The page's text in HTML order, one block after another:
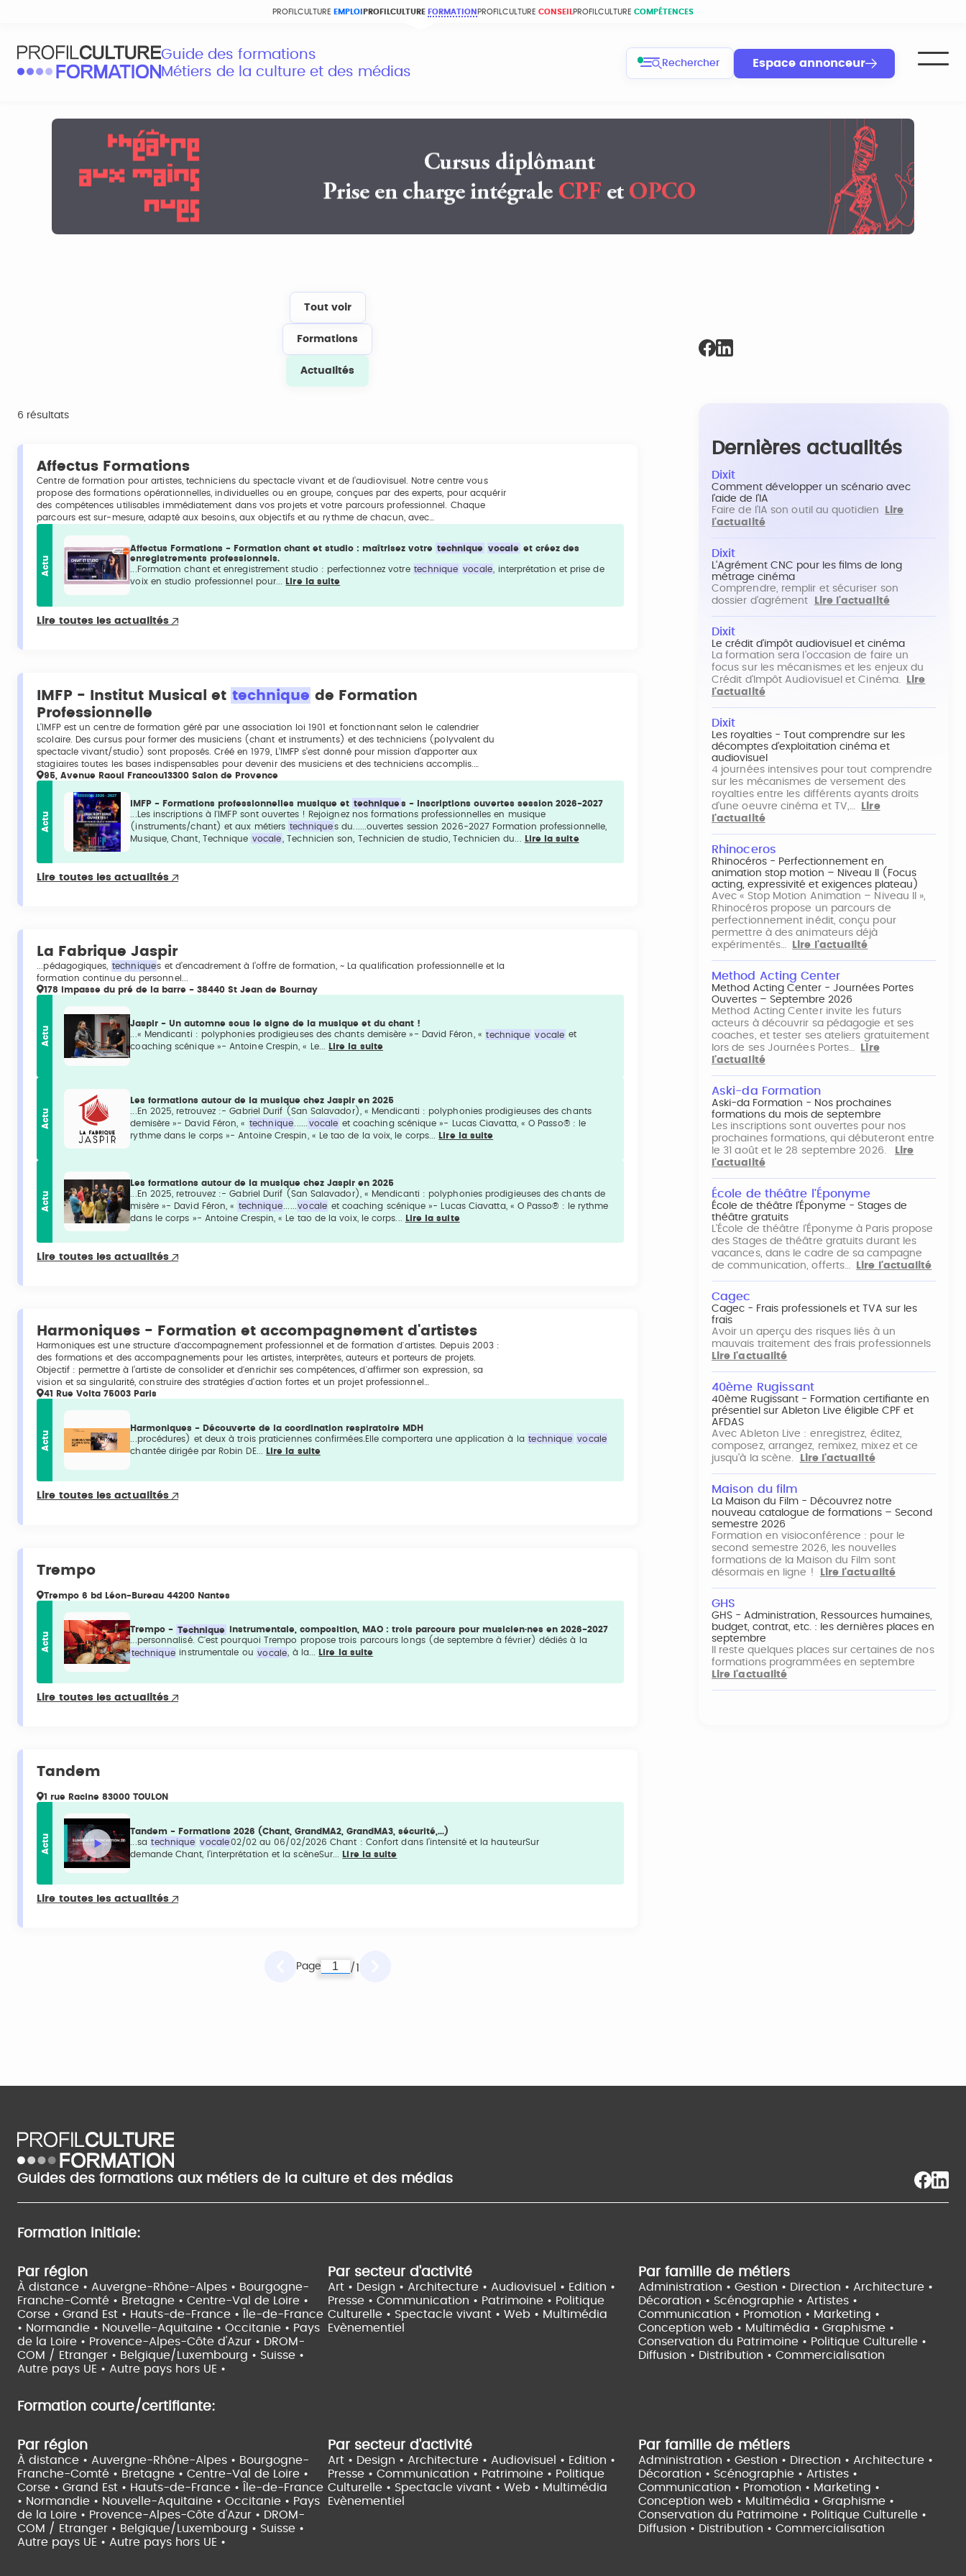
PROFILCULTURE EMPLOI PROFILCULTURE FORMATION PROFILCULTURE CONSEIL PROFILCULTURE COMPÉTENCES
Guide des formations
Métiers de la culture et des médias
Rechercher Espace annonceur
Tout voir
Formations
Actualités
6 résultats
Affectus Formations
Centre de formation pour artistes, techniciens du spectacle vivant et de l’audiovisuel. Notre centre vous
propose des formations opérationnelles, individuelles ou en groupe, conçues par des experts, pour acquérir
des compétences utilisables immédiatement dans vos projets et votre parcours professionnel. Chaque
parcours est sur-mesure, adapté aux besoins, aux objectifs et au rythme de chacun, avec…
Actu
Affectus Formations - Formation chant et studio : maîtrisez votre technique vocale et créez des
enregistrements professionnels.
...Formation chant et enregistrement studio : perfectionnez votre technique vocale
, interprétation et prise de
voix en studio professionnel pour...
Lire la suite
Lire toutes les actualités
IMFP - Institut Musical et technique de Formation
Professionnelle
L’IMFP est un centre de formation géré par une association loi 1901 et fonctionnant selon le calendrier
scolaire. Des cursus pour former des musiciens (chant et instruments) et des techniciens (polyvalent du
spectacle vivant/studio) sont proposés. Créé en 1979, L’IMFP s’est donné pour mission d’apporter aux
stagiaires toutes les bases indispensables pour devenir des musiciens et des techniciens accomplis.…
95, Avenue Raoul Francou13300 Salon de Provence
Actu
IMFP - Formations professionnelles musique et techniques - Inscriptions ouvertes session 2026-2027
...Les inscriptions à l'IMFP sont ouvertes ! Rejoignez nos formations professionnelles en musique
(instruments/chant) et aux métiers techniques du......ouvertes session 2026-2027 Formation professionnelle,
Musique, Chant, Technique vocale , Technicien son, Technicien de studio, Technicien du... Lire la suite
Lire toutes les actualités
La Fabrique Jaspir
...pédagogiques, techniques et d’encadrement à l’offre de formation, ~ La qualification professionnelle et la
formation continue du personnel...
178 impasse du pré de la barre - 38440 St Jean de Bournay
Actu
Jaspir - Un automne sous le signe de la musique et du chant !
...« Mendicanti : polyphonies prodigieuses des chants demisère »- David Féron, « technique vocale et
coaching scénique »- Antoine Crespin, « Le...
Lire la suite
Actu
Les formations autour de la musique chez Jaspir en 2025
...En 2025, retrouvez :- Gabriel Durif (San Salavador), « Mendicanti : polyphonies prodigieuses des chants
demisère »- David Féron, « technique vocale et coaching scénique »- Lucas Ciavatta, « O Passo® : le
rythme dans le corps »- Antoine Crespin, « Le tao de la voix, le corps...
Lire la suite
Actu
Les formations autour de la musique chez Jaspir en 2025
...En 2025, retrouvez :- Gabriel Durif (San Salavador), « Mendicanti : polyphonies prodigieuses des chants de
misère »- David Féron, « technique vocale et coaching scénique »- Lucas Ciavatta, « O Passo® : le rythme
dans le corps »- Antoine Crespin, « Le tao de la voix, le corps...
Lire la suite
Lire toutes les actualités
Harmoniques - Formation et accompagnement d'artistes
Harmoniques est une structure d'accompagnement professionnel et de formation d'artistes. Depuis 2003 :
des formations et des accompagnements pour les artistes, interprètes, auteurs et porteurs de projets.
Objectif : permettre à l’artiste de consolider et d'enrichir ses compétences, d'affirmer son expression, sa
vision et sa singularité, construire des stratégies d’action fortes et un projet professionnel…
41 Rue Volta 75003 Paris
Actu
Harmoniques - Découverte de la coordination respiratoire MDH
...procédures) et deux à trois praticiennes confirmées.Elle comportera une application à la technique
vocale
chantée dirigée par Robin DE...
Lire la suite
Lire toutes les actualités
Trempo
Trempo 6 bd Léon-Bureau 44200 Nantes
Actu
Trempo - Technique
instrumentale, composition, MAO : trois parcours pour musicien·nes en 2026-2027
...personnalisé. C'est pourquoi Trempo propose trois parcours longs (de septembre à février) dédiés à la
technique instrumentale ou vocale , à la... Lire la suite
Lire toutes les actualités
Tandem
1 rue Racine 83000 TOULON
Actu
Tandem - Formations 2026 (Chant, GrandMA2, GrandMA3, sécurité,...)
...sa technique vocale02/02 au 06/02/2026 Chant : Confort dans l’intensité et la hauteurSur
demande Chant, l’interprétation et la scèneSur...
Lire la suite
Lire toutes les actualités
Page / 1
Dernières actualités
Dixit
Comment développer un scénario avec
l'aide de l'IA
Faire de l'IA son outil au quotidien
Lire
l'actualité
Dixit
L'Agrément CNC pour les films de long
métrage cinéma
Comprendre, remplir et sécuriser son
dossier d'agrément
Lire l'actualité
Dixit
Le crédit d'impôt audiovisuel et cinéma
La formation sera l'occasion de faire un
focus sur les mécanismes et les enjeux du
Crédit d'Impôt Audiovisuel et Cinéma.
Lire
l'actualité
Dixit
Les royalties - Tout comprendre sur les
décomptes d'exploitation cinéma et
audiovisuel
4 journées intensives pour tout comprendre
sur les mécanismes de versement des
royalties entre les différents ayants droits
d'une oeuvre cinéma et TV,…
Lire
l'actualité
Rhinoceros
Rhinocéros - Perfectionnement en
animation stop motion – Niveau II (Focus
acting, expressivité et exigences plateau)
Avec « Stop Motion Animation – Niveau II »,
Rhinocéros propose un parcours de
perfectionnement inédit, conçu pour
permettre à des animateurs déjà
expérimentés…
Lire l'actualité
Method Acting Center
Method Acting Center - Journées Portes
Ouvertes – Septembre 2026
Method Acting Center invite les futurs
acteurs à découvrir sa pédagogie et ses
coaches, et tester ses ateliers gratuitement
lors de ses Journées Portes…
Lire
l'actualité
Aski-da Formation
Aski-da Formation - Nos prochaines
formations du mois de septembre
Les inscriptions sont ouvertes pour nos
prochaines formations, qui débuteront entre
le 31 août et le 28 septembre 2026.
Lire
l'actualité
École de théâtre l'Éponyme
École de théâtre l'Éponyme - Stages de
théâtre gratuits
L'École de théâtre l'Éponyme à Paris propose
des Stages de théâtre gratuits durant les
vacances, dans le cadre de sa campagne
de communication, offerts…
Lire l'actualité
Cagec
Cagec - Frais professionels et TVA sur les
frais
Avoir un aperçu des risques liés à un
mauvais traitement des frais professionnels
Lire l'actualité
40ème Rugissant
40ème Rugissant - Formation certifiante en
présentiel sur Ableton Live éligible CPF et
AFDAS
Avec Ableton Live : enregistrez, éditez,
composez, arrangez, remixez, mixez et ce
jusqu'à la scène.
Lire l'actualité
Maison du film
La Maison du Film - Découvrez notre
nouveau catalogue de formations – Second
semestre 2026
Formation en visioconférence : pour le
second semestre 2026, les nouvelles
formations de la Maison du Film sont
désormais en ligne !
Lire l'actualité
GHS
GHS - Administration, Ressources humaines,
budget, contrat, etc. : les dernières places en
septembre
Il reste quelques places sur certaines de nos
formations programmées en septembre
Lire l'actualité
Guides des formations aux métiers de la culture et des médias
Formation initiale:
Par région
À distance • Auvergne-Rhône-Alpes • Bourgogne-
Franche-Comté • Bretagne • Centre-Val de Loire •
Corse • Grand Est • Hauts-de-France •
Île-de-France
• Normandie • Nouvelle-Aquitaine • Occitanie • Pays
de la Loire • Provence-Alpes-Côte d'Azur • DROM-
COM / Etranger • Belgique/Luxembourg • Suisse •
Autre pays UE • Autre pays hors UE •
Par secteur d'activité
Art • Design • Architecture • Audiovisuel • Edition •
Presse • Communication • Patrimoine • Politique
Culturelle • Spectacle vivant • Web • Multimédia
Evènementiel
Par famille de métiers
Administration • Gestion • Direction • Architecture •
Décoration • Scénographie • Artistes •
Communication • Promotion • Marketing •
Conception web • Multimédia • Graphisme •
Conservation du Patrimoine • Politique Culturelle •
Diffusion • Distribution • Commercialisation
Formation courte/certifiante:
Par région
À distance • Auvergne-Rhône-Alpes • Bourgogne-
Franche-Comté • Bretagne • Centre-Val de Loire •
Corse • Grand Est • Hauts-de-France •
Île-de-France
• Normandie • Nouvelle-Aquitaine • Occitanie • Pays
de la Loire • Provence-Alpes-Côte d'Azur • DROM-
COM / Etranger • Belgique/Luxembourg • Suisse •
Autre pays UE • Autre pays hors UE •
Par secteur d'activité
Art • Design • Architecture • Audiovisuel • Edition •
Presse • Communication • Patrimoine • Politique
Culturelle • Spectacle vivant • Web • Multimédia
Evènementiel
Par famille de métiers
Administration • Gestion • Direction • Architecture •
Décoration • Scénographie • Artistes •
Communication • Promotion • Marketing •
Conception web • Multimédia • Graphisme •
Conservation du Patrimoine • Politique Culturelle •
Diffusion • Distribution • Commercialisation